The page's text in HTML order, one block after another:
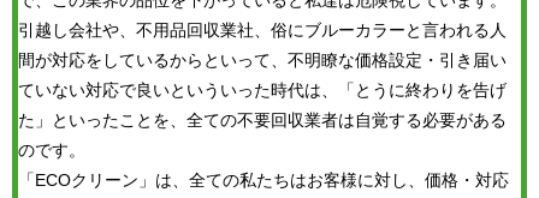
引越し会社や、不用品回収業社、俗にブルーカラーと言われる人
間が対応をしているからといって、不明瞭な価格設定・引き届い
ていない対応で良いといういった時代は、「とうに終わりを告げ
た」といったことを、全ての不要回収業者は自覚する必要がある
のです。
「ECOクリーン」は、全ての私たちはお客様に対し、価格・対応